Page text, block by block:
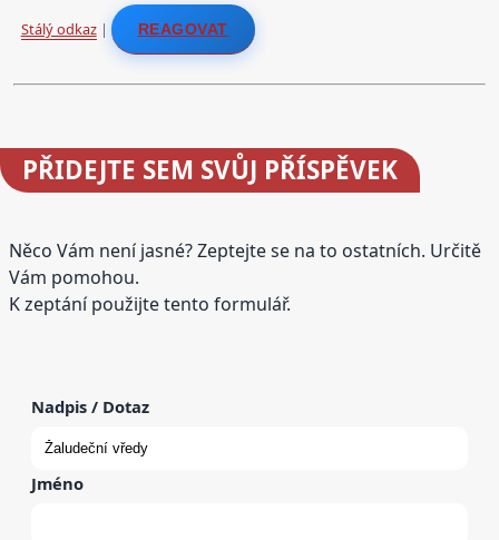
Stálý odkaz| REAGOVAT
PŘIDEJTE SEM SVŮJ PŘÍSPĚVEK
Něco Vám není jasné? Zeptejte se na to ostatních. Určitě
Vám pomohou.
K zeptání použijte tento formulář.
Nadpis / Dotaz
Jméno